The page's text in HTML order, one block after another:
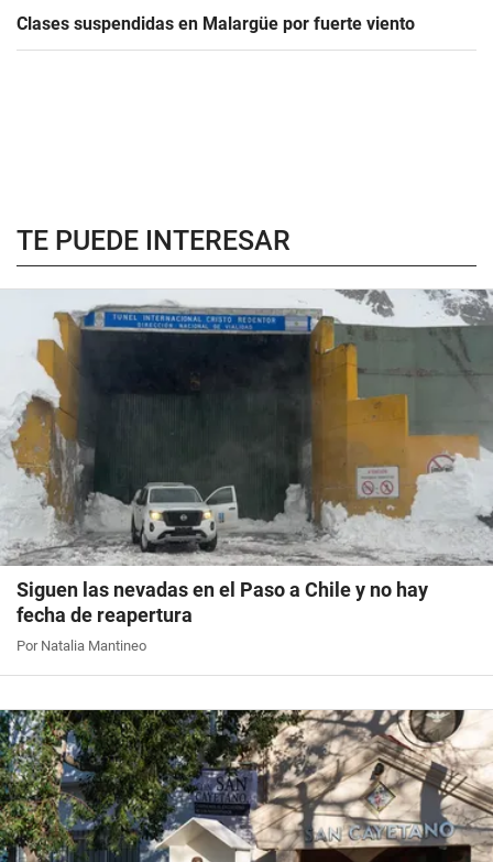
Clases suspendidas en Malargüe por fuerte viento
TE PUEDE INTERESAR
Siguen las nevadas en el Paso a Chile y no hay
fecha de reapertura
Por Natalia Mantineo